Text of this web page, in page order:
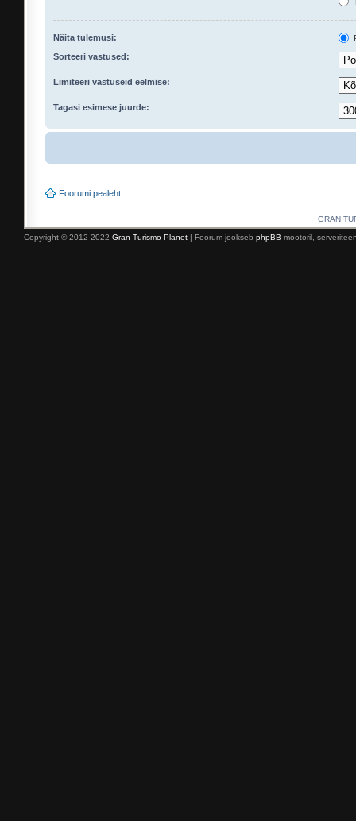
Näita tulemusi:
Sorteeri vastused:
Limiteeri vastuseid eelmise:
Tagasi esimese juurde:
Foorumi pealeht
GRAN
Copyright © 2012-2022 Gran Turismo Planet | Foorum jookseb phpBB mootoril,